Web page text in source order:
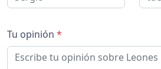
Tu opinión *